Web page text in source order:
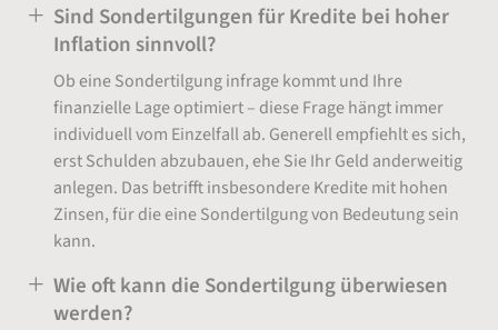
Sind Sondertilgungen für Kredite bei hoher
Inflation sinnvoll?
Ob eine Sondertilgung infrage kommt und Ihre
finanzielle Lage optimiert – diese Frage hängt immer
individuell vom Einzelfall ab. Generell empfiehlt es sich,
erst Schulden abzubauen, ehe Sie Ihr Geld anderweitig
anlegen. Das betrifft insbesondere Kredite mit hohen
Zinsen, für die eine Sondertilgung von Bedeutung sein
kann.
Wie oft kann die Sondertilgung überwiesen
werden?